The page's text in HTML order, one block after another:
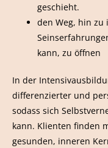
geschieht.
den Weg, hin
kann, zu öffnen
In der
differenzierter und
sodass sich
kann. Klienten finden
gesunden, inneren